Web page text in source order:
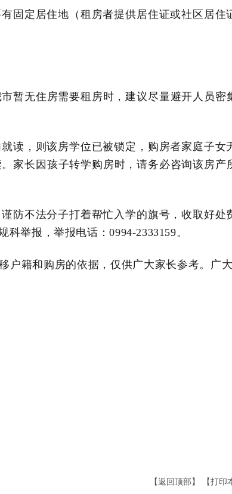
固定居住地（租房者提供居住证或社区居住
暂无住房需要租房时，建议尽量避开人员密
读，则该房学位已被锁定，购房者家庭子女
家长因孩子转学购房时，请务必咨询该房产
防不法分子打着帮忙入学的旗号，收取好处
科举报，举报电话：0994-2333159。
籍和购房的依据，仅供广大家长参考。广
【返回顶部】 【打印